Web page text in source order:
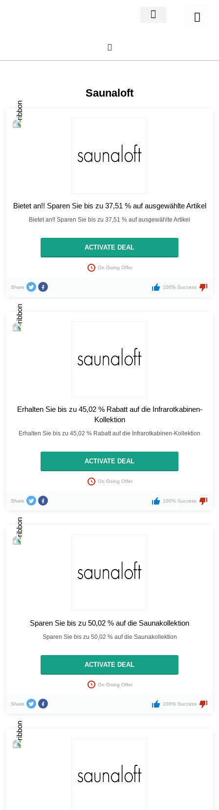
Saunaloft
Bietet an!! Sparen Sie bis zu 37,51 % auf ausgewählte Artikel
Bietet an!! Sparen Sie bis zu 37,51 % auf ausgewählte Artikel
ACTIVATE DEAL
On Going Offer
Share 100% Success
Erhalten Sie bis zu 45,02 % Rabatt auf die Infrarotkabinen-
Kollektion
Erhalten Sie bis zu 45,02 % Rabatt auf die Infrarotkabinen-Kollektion
ACTIVATE DEAL
On Going Offer
Share 100% Success
Sparen Sie bis zu 50,02 % auf die Saunakollektion
Sparen Sie bis zu 50,02 % auf die Saunakollektion
ACTIVATE DEAL
On Going Offer
Share 100% Success